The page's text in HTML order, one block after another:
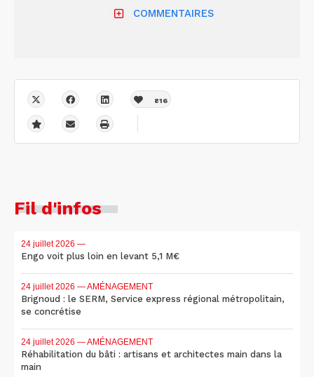
COMMENTAIRES
816
Fil d'infos
24 juillet 2026 —
Engo voit plus loin en levant 5,1 M€
24 juillet 2026 — AMÉNAGEMENT
Brignoud : le SERM, Service express régional métropolitain,
se concrétise
24 juillet 2026 — AMÉNAGEMENT
Réhabilitation du bâti : artisans et architectes main dans la
main